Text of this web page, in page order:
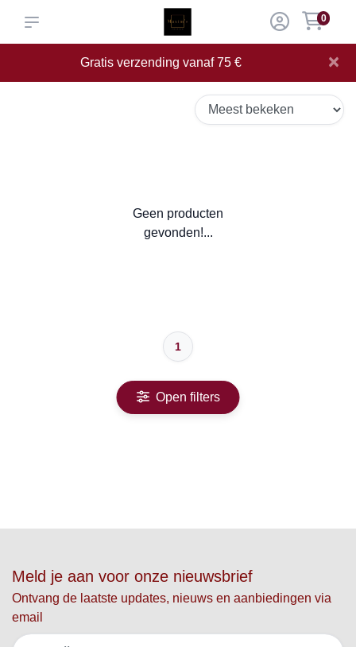
0
Gratis verzending vanaf 75 € ×
Geen producten
gevonden!...
1
Open filters
Meld je aan voor onze nieuwsbrief
Ontvang de laatste updates, nieuws en aanbiedingen via
email